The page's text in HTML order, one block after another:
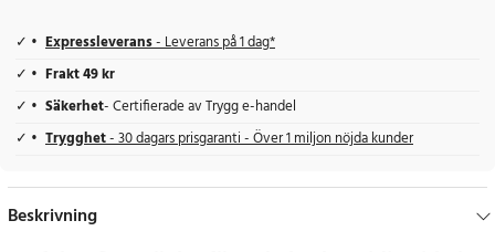
Expressleverans- Leverans på 1 dag*
Frakt 49 kr
Säkerhet- Certifierade av Trygg e-handel
Trygghet- 30 dagars prisgaranti - Över 1 miljon nöjda kunder
Beskrivning